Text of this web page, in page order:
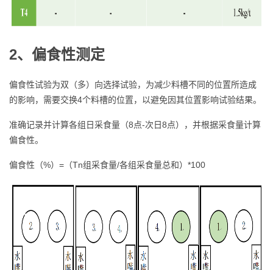
2、 偏食性测定
偏食性试验为双（多）向选择试验，为减少料槽不同的位置所造成
的影响，需要交换4个料槽的位置，以避免因其位置影响试验结果。
准确记录并计算各组日采食量（8点-次日8点），并根据采食量计算
偏食性。
偏食性（%）=（Tn组采食量/各组采食量总和）*100